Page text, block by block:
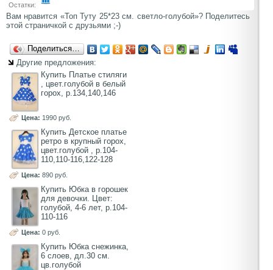
Остатки:
Вам нравится «Топ Туту 25*23 см. светло-голубой»? Поделитесь
этой страничкой с друзьями ;-)
Поделиться…
Другие предложения:
Купить Платье стиляги
, цвет.голубой в белый
горох, р.134,140,146
Цена: 1990 руб.
Купить Детское платье
ретро в крупный горох,
цвет.голубой , р.104-
110,110-116,122-128
Цена: 890 руб.
Купить Юбка в горошек
для девочки. Цвет:
голубой, 4-6 лет, р.104-
110-116
Цена: 0 руб.
Купить Юбка снежинка,
6 слоев, дл.30 см.
цв.голубой